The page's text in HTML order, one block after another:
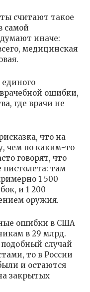
считают такое
самой
иначе:
медицинская
ошибки,
где врачи не
что на
чем по каким-то
говорят, что
пистолета: там
1 500
и 1 200
оружия.
ошибки в США
в 29 млрд.
случай
то в России
и остаются
закрытых